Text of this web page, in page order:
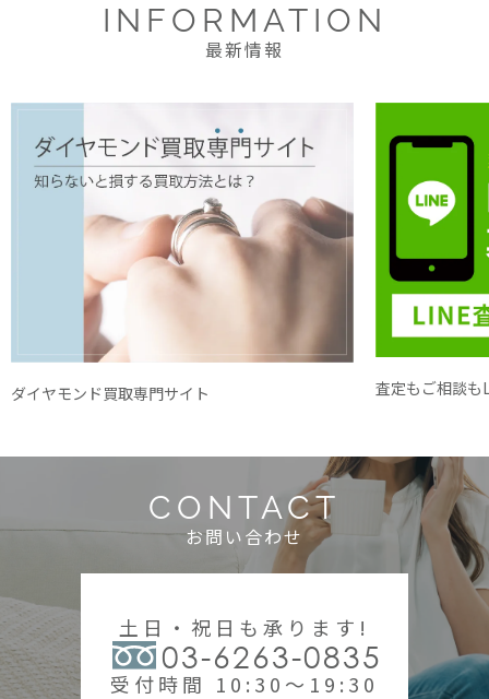
INFORMATION
最新情報
ダイヤモンド買取専門サイト 査定もご相談も
CONTACT
お問い合わせ
土日・祝日も承ります!
03-6263-0835
受付時間 10:30～19:30